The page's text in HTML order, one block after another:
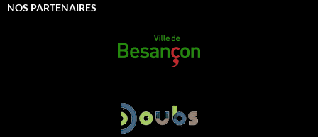
NOS PARTENAIRES